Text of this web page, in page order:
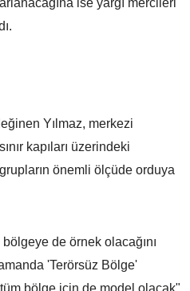
Yılmaz, merkezi
kapıları üzerindeki
grupların önemli ölçüde orduya
de örnek olacağını
'Terörsüz Bölge'
bölge için de model olacak"